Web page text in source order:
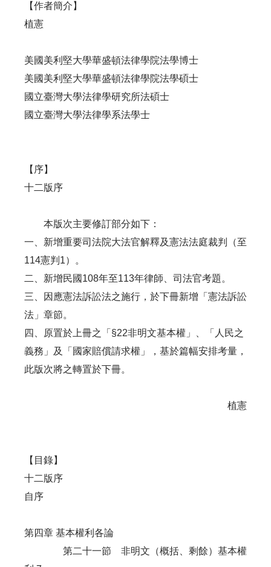
【作者簡介】
植憲
美國美利堅大學華盛頓法律學院法學博士
美國美利堅大學華盛頓法律學院法學碩士
國立臺灣大學法律學研究所法碩士
國立臺灣大學法律學系法學士
【序】
十二版序
本版次主要修訂部分如下：
一、新增重要司法院大法官解釋及憲法法庭裁判（至
114憲判1）。
二、新增民國108年至113年律師、司法官考題。
三、因應憲法訴訟法之施行，於下冊新增「憲法訴訟
法」章節。
四、原置於上冊之「§22非明文基本權」、「人民之
義務」及「國家賠償請求權」，基於篇幅安排考量，
此版次將之轉置於下冊。
植憲
【目錄】
十二版序
自序
第四章 基本權利各論
第二十一節 非明文（概括、剩餘）基本權